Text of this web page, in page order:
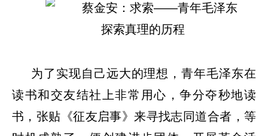
为了实现自己远大的理想，青年毛泽东在
读书和交友结社上非常用心，争分夺秒地读
书，张贴《征友启事》来寻找志同道合者，等